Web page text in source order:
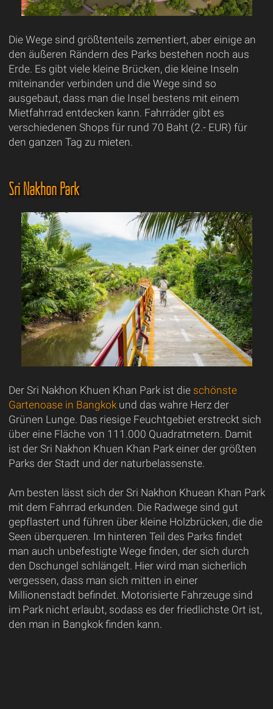
Die Wege sind größtenteils zementiert, aber einige an
den äußeren Rändern des Parks bestehen noch aus
Erde. Es gibt viele kleine Brücken, die kleine Inseln
miteinander verbinden und die Wege sind so
ausgebaut, dass man die Insel bestens mit einem
Mietfahrrad entdecken kann. Fahrräder gibt es
verschiedenen Shops für rund 70 Baht (2.- EUR) für
den ganzen Tag zu mieten.
Sri Nakhon Park
Der Sri Nakhon Khuen Khan Park ist die schönste
Gartenoase in Bangkokund das wahre Herz der
Grünen Lunge. Das riesige Feuchtgebiet erstreckt sich
über eine Fläche von 111.000 Quadratmetern. Damit
ist der Sri Nakhon Khuen Khan Park einer der größten
Parks der Stadt und der naturbelassenste.
Am besten lässt sich der Sri Nakhon Khuean Khan Park
mit dem Fahrrad erkunden. Die Radwege sind gut
gepflastert und führen über kleine Holzbrücken, die die
Seen überqueren. Im hinteren Teil des Parks findet
man auch unbefestigte Wege finden, der sich durch
den Dschungel schlängelt. Hier wird man sicherlich
vergessen, dass man sich mitten in einer
Millionenstadt befindet. Motorisierte Fahrzeuge sind
im Park nicht erlaubt, sodass es der friedlichste Ort ist,
den man in Bangkok finden kann.